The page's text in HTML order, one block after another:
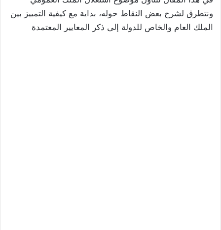
ونتطرق لشرح بعض النقاط حوله، بداية مع كيفية التمييز بين
الملك العام والخاص للدولة إلى ذكر المعايير المعتمدة